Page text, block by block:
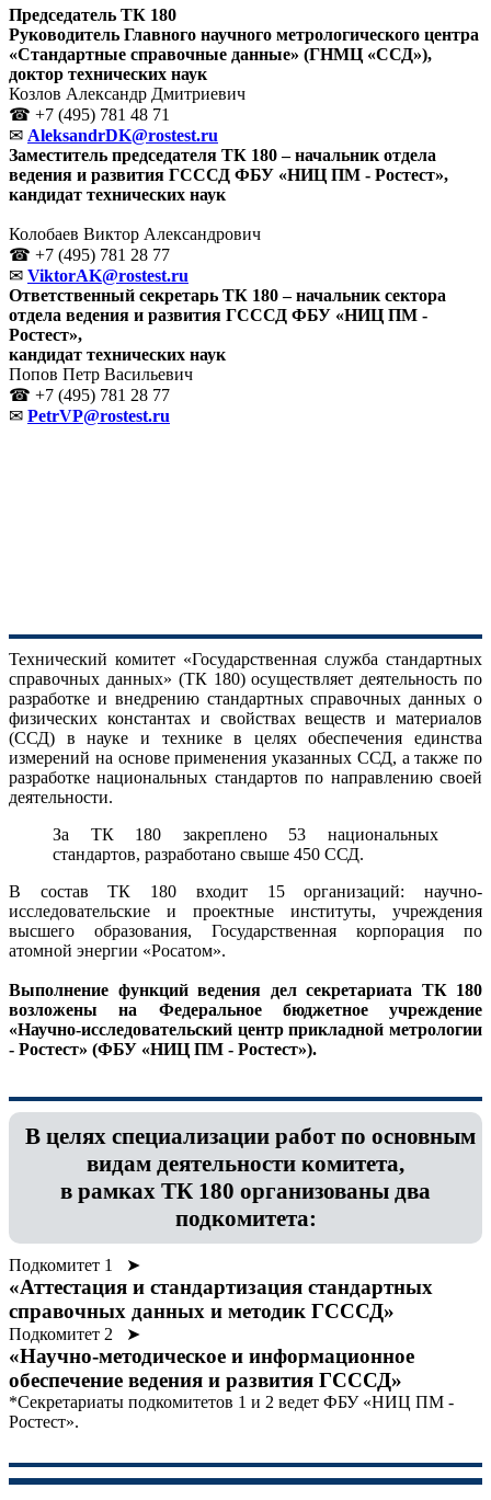
Председатель ТК 180
Руководитель Главного научного метрологического центра
«Стандартные справочные данные» (ГНМЦ «ССД»),
доктор технических наук
Козлов Александр Дмитриевич
☎ +7 (495) 781 48 71
✉ AleksandrDK@rostest.ru
Заместитель председателя ТК 180 – начальник отдела
ведения и развития ГСССД ФБУ «НИЦ ПМ - Ростест»,
кандидат технических наук
Колобаев Виктор Александрович
☎ +7 (495) 781 28 77
✉ ViktorAK@rostest.ru
Ответственный секретарь ТК 180 – начальник сектора
отдела ведения и развития ГСССД ФБУ «НИЦ ПМ -
Ростест»,
кандидат технических наук
Попов Петр Васильевич
☎ +7 (495) 781 28 77
✉ PetrVP@rostest.ru
Технический комитет «Государственная служба стандартных
справочных данных» (ТК 180) осуществляет деятельность по
разработке и внедрению стандартных справочных данных о
физических константах и свойствах веществ и материалов
(ССД) в науке и технике в целях обеспечения единства
измерений на основе применения указанных ССД, а также по
разработке национальных стандартов по направлению своей
деятельности.
За ТК 180 закреплено 53 национальных
стандартов, разработано свыше 450 ССД.
В состав ТК 180 входит 15 организаций: научно-
исследовательские и проектные институты, учреждения
высшего образования, Государственная корпорация по
атомной энергии «Росатом».
Выполнение функций ведения дел секретариата ТК 180
возложены на Федеральное бюджетное учреждение
«Научно-исследовательский центр прикладной метрологии
- Ростест» (ФБУ «НИЦ ПМ - Ростест»).
В целях специализации работ по основным
видам деятельности комитета,
в рамках ТК 180 организованы два
подкомитета:
Подкомитет 1 ➤
«Аттестация и стандартизация стандартных
справочных данных и методик ГСССД»
Подкомитет 2 ➤
«Научно-методическое и информационное
обеспечение ведения и развития ГСССД»
*Секретариаты подкомитетов 1 и 2 ведет ФБУ «НИЦ ПМ -
Ростест».